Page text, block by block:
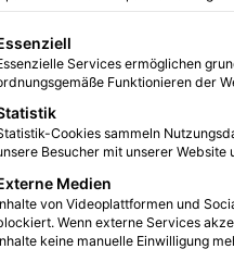
Serien, die mich
in der Hauptrolle.
Legal. An der Seite von
eine Liste der Service-
Services ermöglichen
Funktionieren der
Cookies sammeln
Besucher mit unserer Website
Medien
von Videoplattformen und
Wenn externe Services
keine manuelle Einwilligung